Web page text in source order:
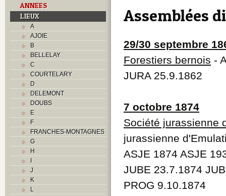
ANNEES
LIEUX
A
AJOIE
B
BELLELAY
C
COURTELARY
D
DELEMONT
DOUBS
E
F
FRANCHES-MONTAGNES
G
H
I
J
K
L
Assemblées
29/30 septembre
Forestiers bernois -
JURA 25.9.1862
7 octobre 1874
Société jurassienne
jurassienne
ASJE 1874 ASJE
JUBE 23.7.1874
PROG 9.10.1874